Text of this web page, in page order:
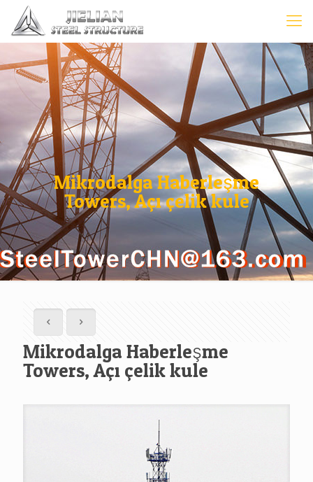
Mikrodalga Haberleşme
Towers, Açı çelik kule
Mikrodalga Haberleşme
Towers, Açı çelik kule